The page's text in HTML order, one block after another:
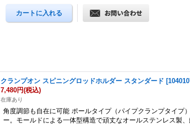
クランプオン スピニングロッドホルダー スタンダード [
7,480円(税込)
在庫あり
角度調節も自在に可能 ポールタイプ（パイプクランプタイプ
ー。モールドによる一体型構造で頑丈なオールステンレス製